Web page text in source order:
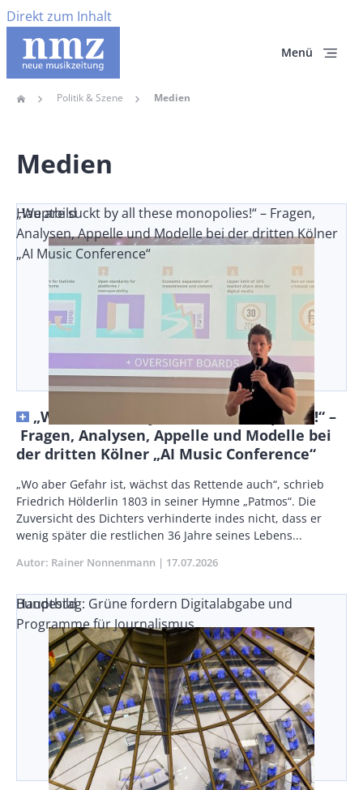
Direkt zum Inhalt
Menü
Home Politik & Szene Medien
Medien
„We are suckt by all these monopolies!“ – Fragen,
Analysen, Appelle und Modelle bei der dritten Kölner
„AI Music Conference“
Hauptbild
„We are suckt by all these monopolies!“ –
Fragen, Analysen, Appelle und Modelle bei
der dritten Kölner „AI Music Conference“
Vorspann
/
Teaser
„Wo aber Gefahr ist, wächst das Rettende auch“, schrieb
Friedrich Hölderlin 1803 in seiner Hymne „Patmos“. Die
Zuversicht des Dichters verhinderte indes nicht, dass er
wenig später die restlichen 36 Jahre seines Lebens...
Autor Rainer Nonnenmann Publikationsdatum
17.07.2026
Bundestag: Grüne fordern Digitalabgabe und
Programme für Journalismus
Hauptbild